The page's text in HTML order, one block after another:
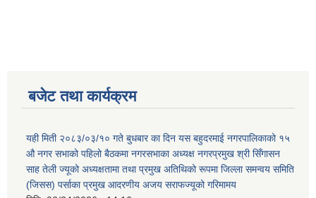
बजेट तथा कार्यक्रम
यही मिती २०८३/०३/१० गते बुधबार का दिन यस बहुदरमाई नगरपालिकाको १५
औ नगर सभाको पहिलो बैठकमा नगरसभाका अध्यक्ष नगरप्रमुख श्री सिँगासन
साह तेली ज्यूको अध्यक्षतामा तथा प्रमुख अतिथिको रूपमा जिल्ला समन्वय समिति
(जिसस) पर्साका प्रमुख आदरणीय अजय सराफज्यूको गरिमामय